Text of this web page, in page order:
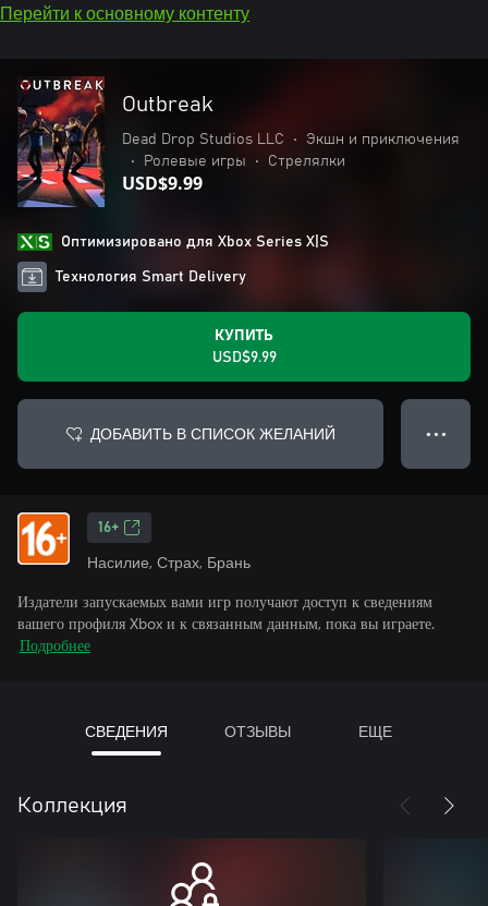
Перейти к основному контенту
Outbreak
Dead Drop Studios LLC •
Экшн и приключения
•
Ролевые игры • Стрелялки
USD$9.99
Оптимизировано для Xbox Series X|S
Технология Smart Delivery
КУПИТЬ
USD$9.99
ДОБАВИТЬ В СПИСОК ЖЕЛАНИЙ ● ● ●
16+
Насилие, Страх, Брань
Издатели запускаемых вами игр получают доступ к сведениям
вашего профиля Xbox и к связанным данным, пока вы играете.
Подробнее
СВЕДЕНИЯ ОТЗЫВЫ ЕЩЕ
Коллекция